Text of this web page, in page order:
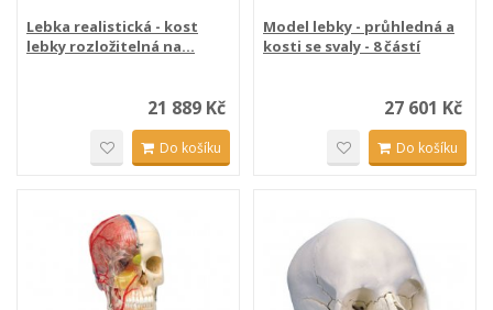
Lebka realistická - kost
lebky rozložitelná na...
21 889 Kč
Do košíku
Model lebky - průhledná a
kosti se svaly - 8 částí
27 601 Kč
Do košíku